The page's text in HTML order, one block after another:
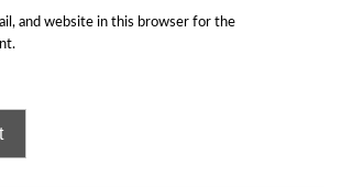
and website in this browser for the